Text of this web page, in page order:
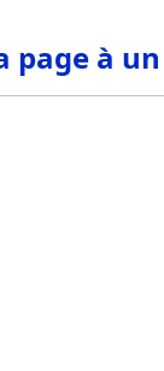
page à